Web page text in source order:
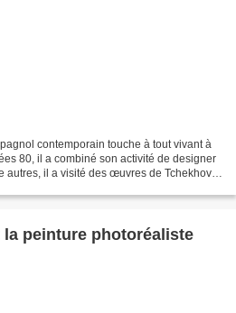
contemporain touche à tout vivant à
80, il a combiné son activité de designer
autres, il a visité des œuvres de Tchekhov,
la peinture photoréaliste